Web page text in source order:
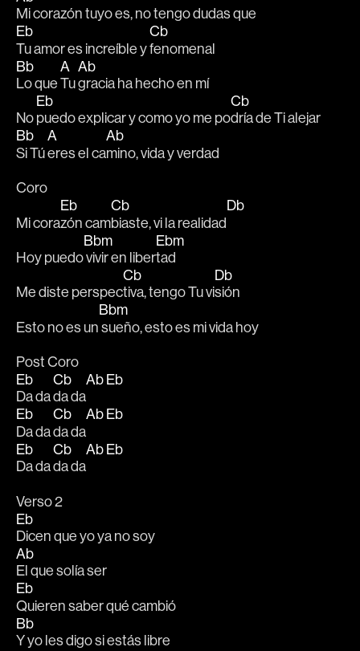
Mi corazón tuyo es, no tengo dudas que
Eb
Tu amor es increíble y
Cb
fenomenal
Bb
Lo que
A
Tu
Ab
gracia ha hecho en mí
No
Eb
puedo explicar y como yo me po
Cb
dría de Ti alejar
Bb
Si Tú
A
eres el ca
Ab
mino, vida y verdad
Coro
Mi cora
Eb
zón cam
Cb
biaste, vi la realidad
Db
Hoy puedo
Bbm
vivir en liber
Ebm
tad
Me diste perspec
Cb
tiva, tengo Tu vi
Db
sión
Esto no es un
Bbm
sueño, esto es mi vida hoy
Post Coro
Eb
Da da
Cb
da da
AbEb
Eb
Da da
Cb
da da
AbEb
Eb
Da da
Cb
da da
AbEb
Verso 2
Eb
Dicen que yo ya no soy
Ab
El que solía ser
Eb
Quieren saber qué cambió
Bb
Y yo les digo si estás libre